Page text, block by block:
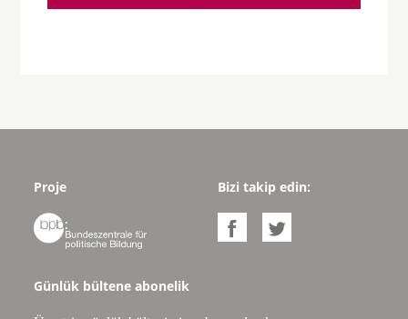
Proje

Bizi takip edin:
 
Günlük bültene abonelik